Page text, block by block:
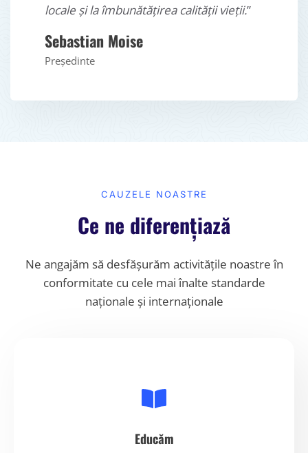
locale și la îmbunătățirea calității vieții.”
Sebastian Moise
Președinte
CAUZELE NOASTRE
Ce ne diferențiază
Ne angajăm să desfășurăm activitățile noastre în
conformitate cu cele mai înalte standarde
naționale și internaționale
Educăm